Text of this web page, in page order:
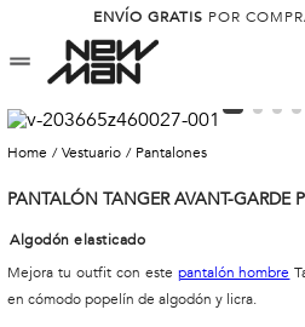
ENVÍO GRATIS POR
vestuario pantalones
PANTALÓN TANGER AVANT-GARDE
Algodón elasticado
Mejora tu outfit con este pantalón hombre
en cómodo popelín de algodón y licra.